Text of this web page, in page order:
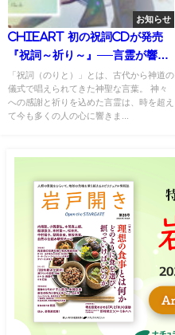
お知らせ
ChieArt 初の祝詞CDが発売
『祝詞～祈り～』──言霊が響
く、祈りの音楽
「祝詞（のりと）」とは、古代から神道の
儀式で唱えられてきた神聖な言葉。 神々
への感謝と祈りを込めた言霊は、時を超え
て今も多くの人の心に響きま...